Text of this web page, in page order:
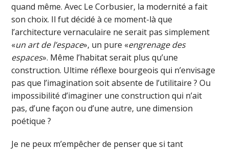
quand même. Avec Le Corbusier, la modernité a fait
son choix. Il fut décidé à ce moment-là que
l’architecture vernaculaire ne serait pas simplement
«un art de l’espace», un pure «engrenage des
espaces». Même l’habitat serait plus qu’une
construction. Ultime réflexe bourgeois qui n’envisage
pas que l’imagination soit absente de l’utilitaire ? Ou
impossibilité d’imaginer une construction qui n’ait
pas, d’une façon ou d’une autre, une dimension
poétique ?
Je ne peux m’empêcher de penser que si tant